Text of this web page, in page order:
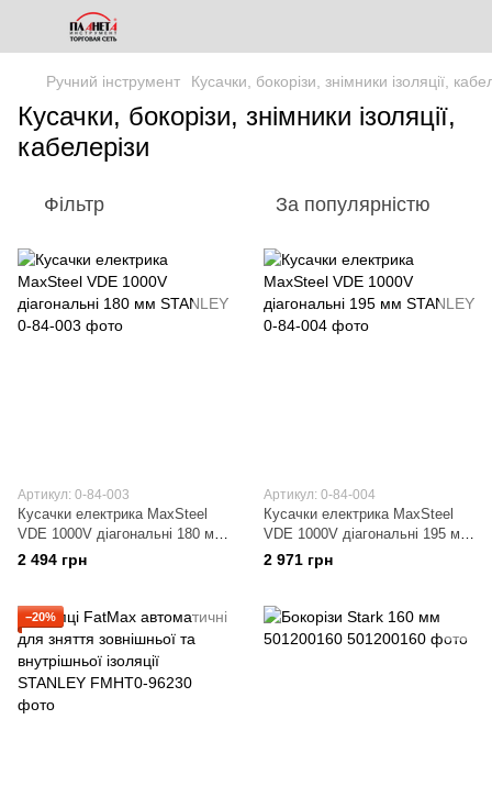
Ручний інструмент Кусачки, бокорізи, знімники ізоляції,
Кусачки, бокорізи, знімники ізоляції,
кабелерізи
Фільтр За популярністю
Артикул: 0-84-003
Кусачки електрика MaxSteel
VDE 1000V діагональні 180 мм
STANLEY
2 494 грн
Артикул: 0-84-004
Кусачки електрика MaxSteel
VDE 1000V діагональні 195 мм
STANLEY
2 971 грн
−20%